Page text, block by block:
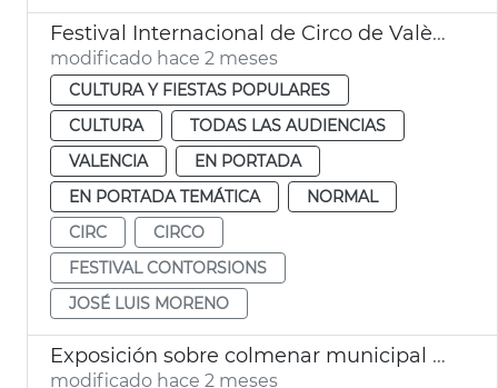
Festival Internacional de Circo de València Contorsions
modificado hace 2 meses
CULTURA Y FIESTAS POPULARES
CULTURA
TODAS LAS AUDIENCIAS
VALENCIA
EN PORTADA
EN PORTADA TEMÁTICA
NORMAL
CIRC
CIRCO
FESTIVAL CONTORSIONS
JOSÉ LUIS MORENO
Exposición sobre colmenar municipal València
modificado hace 2 meses